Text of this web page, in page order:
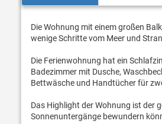
Die Wohnung mit einem großen
wenige Schritte vom Meer und
Die Ferienwohnung hat ein
Badezimmer mit Dusche,
Bettwäsche und Handtücher für
Das Highlight der Wohnung ist der
Sonnenuntergänge bewundern